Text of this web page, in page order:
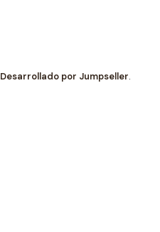
Desarrollado por Jumpseller.